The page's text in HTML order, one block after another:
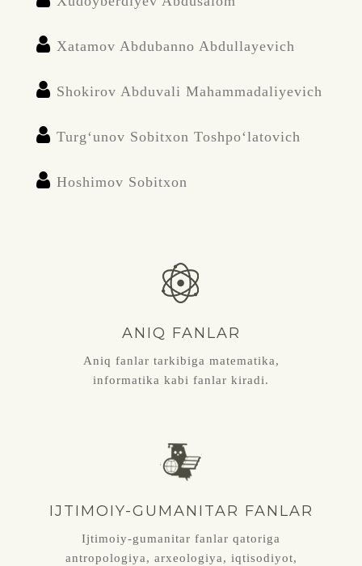
Xatamov Abdubanno Abdullayevich
Shokirov Abduvali Mahammadaliyevich
Turg‘unov Sobitxon Toshpo‘latovich
Hoshimov Sobitxon
ANIQ FANLAR
Aniq fanlar tarkibiga matematika,
informatika kabi fanlar kiradi.
IJTIMOIY-GUMANITAR FANLAR
Ijtimoiy-gumanitar fanlar qatoriga
antropologiya, arxeologiya, iqtisodiyot,